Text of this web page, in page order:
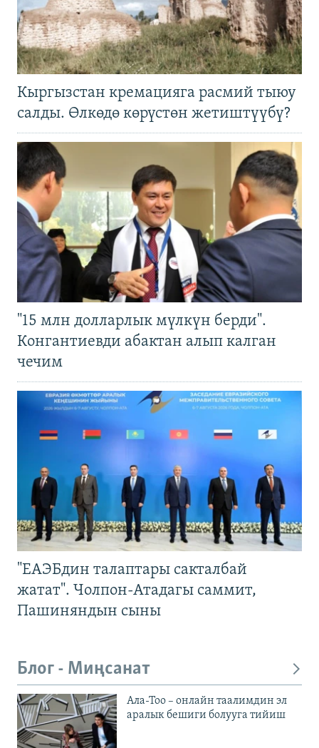
Кыргызстан кремацияга расмий тыюу
салды. Өлкөдө көрүстөн жетиштүүбү?
"15 млн долларлык мүлкүн берди".
Конгантиевди абактан алып калган
чечим
"ЕАЭБдин талаптары сакталбай
жатат". Чолпон-Атадагы саммит,
Пашиняндын сыны
Блог - Миңсанат
Ала-Тоо – онлайн таалимдин эл
аралык бешиги болууга тийиш